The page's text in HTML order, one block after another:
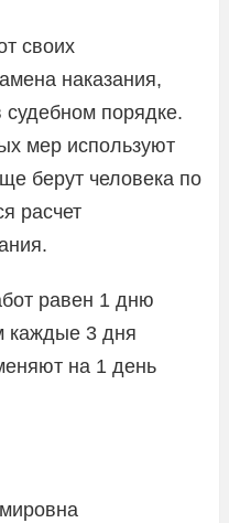
своих
наказания,
судебном порядке.
мер используют
берут человека по
расчет
равен 1 дню
каждые 3 дня
на 1 день